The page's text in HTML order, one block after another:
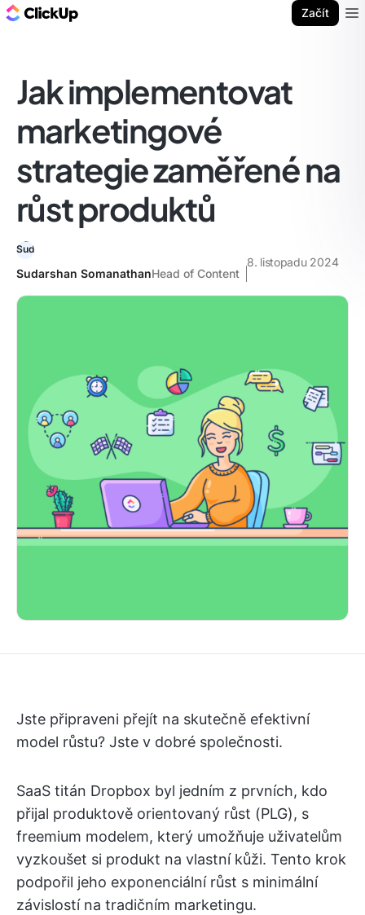
Začít
Jak implementovat
marketingové
strategie zaměřené na
růst produktů
Sudarshan SomanathanHead of Content
8. listopadu 2024
Jste připraveni přejít na skutečně efektivní
model růstu? Jste v dobré společnosti.
SaaS titán Dropbox byl jedním z prvních, kdo
přijal produktově orientovaný růst (PLG), s
freemium modelem, který umožňuje uživatelům
vyzkoušet si produkt na vlastní kůži. Tento krok
podpořil jeho exponenciální růst s minimální
závislostí na tradičním marketingu.